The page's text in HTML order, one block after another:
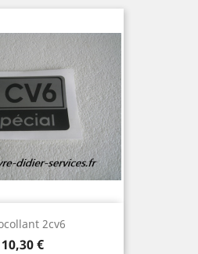
2cv6
Prix
10,30 €